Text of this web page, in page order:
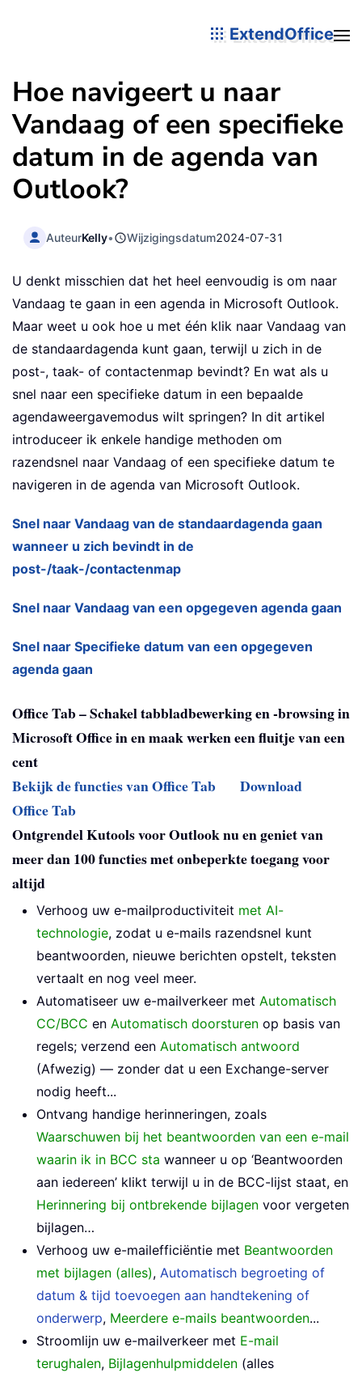
ExtendOffice
Hoe navigeert u naar
Vandaag of een specifieke
datum in de agenda van
Outlook?
AuteurKelly• Wijzigingsdatum2024-07-31
U denkt misschien dat het heel eenvoudig is om naar
Vandaag te gaan in een agenda in Microsoft Outlook.
Maar weet u ook hoe u met één klik naar Vandaag van
de standaardagenda kunt gaan, terwijl u zich in de
post-, taak- of contactenmap bevindt? En wat als u
snel naar een specifieke datum in een bepaalde
agendaweergavemodus wilt springen? In dit artikel
introduceer ik enkele handige methoden om
razendsnel naar Vandaag of een specifieke datum te
navigeren in de agenda van Microsoft Outlook.
Snel naar Vandaag van de standaardagenda gaan
wanneer u zich bevindt in de
post-/taak-/contactenmap
Snel naar Vandaag van een opgegeven agenda gaan
Snel naar Specifieke datum van een opgegeven
agenda gaan
Office Tab – Schakel tabbladbewerking en -browsing in
Microsoft Office in en maak werken een fluitje van een
cent
Bekijk de functies van Office Tab
Download
Office Tab
Ontgrendel Kutools voor Outlook nu en geniet van
meer dan 100 functies met onbeperkte toegang voor
altijd
Verhoog uw e-mailproductiviteit met AI-
technologie, zodat u e-mails razendsnel kunt
beantwoorden, nieuwe berichten opstelt, teksten
vertaalt en nog veel meer.
Automatiseer uw e-mailverkeer met Automatisch
CC/BCC en Automatisch doorsturen op basis van
regels; verzend een Automatisch antwoord
(Afwezig) — zonder dat u een Exchange-server
nodig heeft...
Ontvang handige herinneringen, zoals
Waarschuwen bij het beantwoorden van een e-mail
waarin ik in BCC sta wanneer u op ‘Beantwoorden
aan iedereen’ klikt terwijl u in de BCC-lijst staat, en
Herinnering bij ontbrekende bijlagen voor vergeten
bijlagen…
Verhoog uw e-mailefficiëntie met Beantwoorden
met bijlagen (alles), Automatisch begroeting of
datum & tijd toevoegen aan handtekening of
onderwerp, Meerdere e-mails beantwoorden...
Stroomlijn uw e-mailverkeer met E-mail
terughalen, Bijlagenhulpmiddelen (alles